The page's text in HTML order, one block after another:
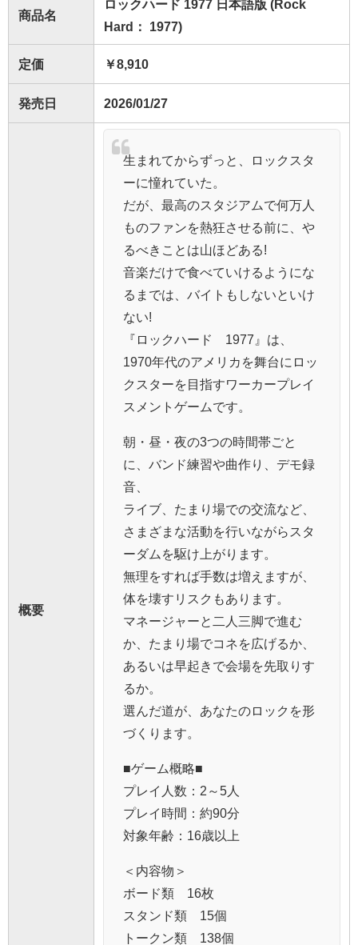
商品名
ロックハード 1977 日本語版 (Rock
Hard： 1977)
定価 ￥8,910
発売日 2026/01/27
概要
生まれてからずっと、ロックスタ
ーに憧れていた。
だが、最高のスタジアムで何万人
ものファンを熱狂させる前に、や
るべきことは山ほどある!
音楽だけで食べていけるようにな
るまでは、バイトもしないといけ
ない!
『ロックハード 1977』は、
1970年代のアメリカを舞台にロッ
クスターを目指すワーカープレイ
スメントゲームです。
朝・昼・夜の3つの時間帯ごと
に、バンド練習や曲作り、デモ録
音、
ライブ、たまり場での交流など、
さまざまな活動を行いながらスタ
ーダムを駆け上がります。
無理をすれば手数は増えますが、
体を壊すリスクもあります。
マネージャーと二人三脚で進む
か、たまり場でコネを広げるか、
あるいは早起きで会場を先取りす
るか。
選んだ道が、あなたのロックを形
づくります。
■ゲーム概略■
プレイ人数：2～5人
プレイ時間：約90分
対象年齢：16歳以上
＜内容物＞
ボード類 16枚
スタンド類 15個
トークン類 138個